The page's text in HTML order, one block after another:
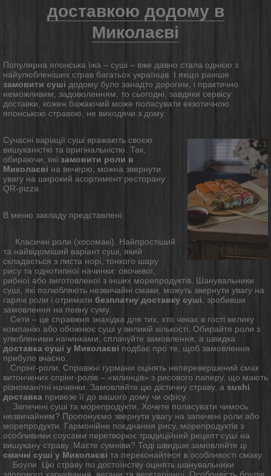
доставкою додому в
Миколаєві
Популярна японська їжа – суші – вже давно стала однією з
найулюбленіших страв багатьох українців. І якщо раніше
замовити суші додому було занадто дорогим, і практично
неможливим, задоволенням, то сьогодні, завдяки сервісу
доставки, кожен бажаючий може поласувати екзотичною
японською стравою, не виходячи з дому.
Сучасні варіації суші вражають своєю
вишуканістю та оригінальністю. Так,
обираючи, які замовити роли в
Миколаєві на вечерю, можна звернути
увагу на широкий асортимент ресторану
QR-pizza.
В меню закладу представлені:
Класичні роли (хосомакі). Найпростіший
та найвідоміший варіант суші, який
складається з листа норі, тонкого шару
рису та однотипної начинки: овочевої,
рибної або виготовленої з інших морепродуктів. Шанувальники
суші, які полюбляють незвичайні смаки, можуть звернути увагу на
гарячі роли і отримати безплатну доставку суші , зробивши
замовлення на певну суму.
Сети – це справжня знахідка для тих, хто чекає в гості велику
компанію або обожнює суші у великій кількості. Обирайте роли з
улюбленими начинками, сплачуйте замовлення, а швидка
доставка суші у Миколаєві подбає про те, щоб замовлення
прибуло вчасно.
Спрінг-роли. Справжні гурмани оцінять неперевершений смак
витончених спрінг-ролів – «млинців» з рисового паперу, що мають
різноманітні начинки. Замовляйте цю дієтичну страву, а sushi
доставка привезе її до вашого дому чи офісу.
Запечені суші та морепродукти. Хочете поласувати чимось
незвичайним? Пропонуємо звернути увагу на запечені роли або
морепродукти. Гармонійне поєднання рису, морепродуктів з
особливими соусами перетворює традиційний рецепт суші на
вишукану страву. Маєте сумніви? Тоді швидше замовляйте ці
смачні суші у Миколаєві та переконайтеся в особливості смаку.
Боули. Цю страву по достоїнству оцінять шанувальники
здорового харчування, вегани та вегетаріанці. Особливість боулів